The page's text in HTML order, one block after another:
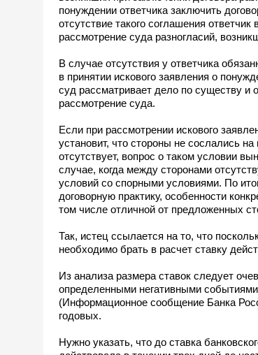
понуждении ответчика заключить
отсутствие такого соглашения
рассмотрение суда разногласий,
В случае отсутствия у ответчика
в принятии искового заявления о
суд рассматривает дело по существу и
рассмотрение суда.
Если при рассмотрении искового
установит, что стороны не сослались
отсутствует, вопрос о таком условии
случае, когда между сторонами
условий со спорными условиями. По
договорную практику, особенности
том числе отличной от предложенных
Так, истец ссылается на то, что
необходимо брать в расчет ставку
Из анализа размера ставок следует
определенными негативными
(Информационное сообщение Банка
годовых.
Нужно указать, что до ставка